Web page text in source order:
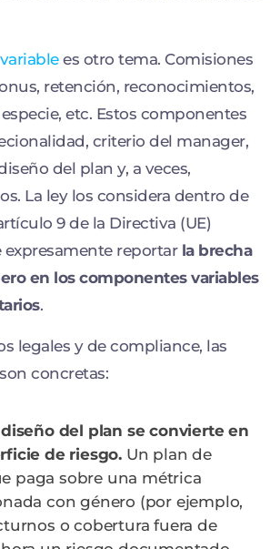
es otro tema. Comisiones
retención, reconocimientos,
etc. Estos componentes
criterio del manager,
del plan y, a veces,
La ley los considera dentro de
9 de la Directiva (UE)
expresamente reportar la brecha
en los componentes variables
.
legales y de compliance, las
concretas:
del plan se convierte en
de riesgo. Un plan de
paga sobre una métrica
con género (por ejemplo,
o cobertura fuera de